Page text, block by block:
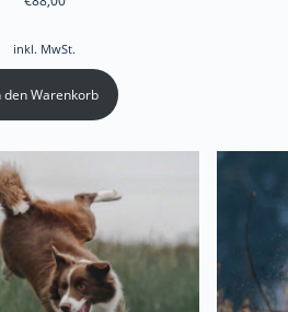
inkl. MwSt.
den Warenkorb